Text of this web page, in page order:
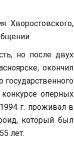
но после двух
окончил
государственного
оперных
г. проживал в
который был
лет.